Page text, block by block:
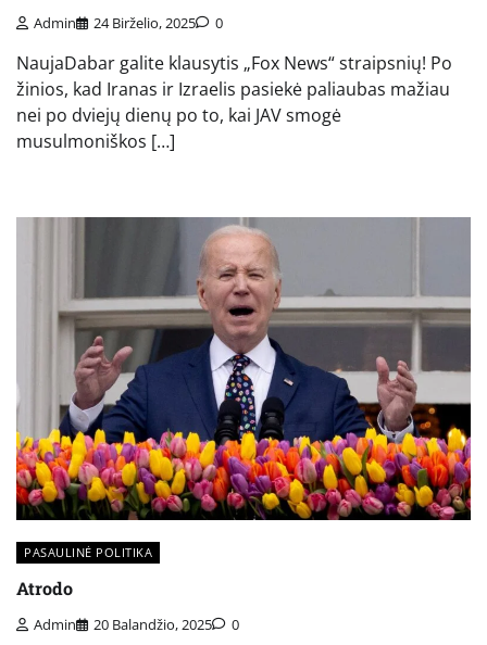
Admin 24 Birželio, 2025 0
NaujaDabar galite klausytis „Fox News“ straipsnių! Po
žinios, kad Iranas ir Izraelis pasiekė paliaubas mažiau
nei po dviejų dienų po to, kai JAV smogė
musulmoniškos […]
PASAULINĖ POLITIKA
Atrodo
Admin 20 Balandžio, 2025 0